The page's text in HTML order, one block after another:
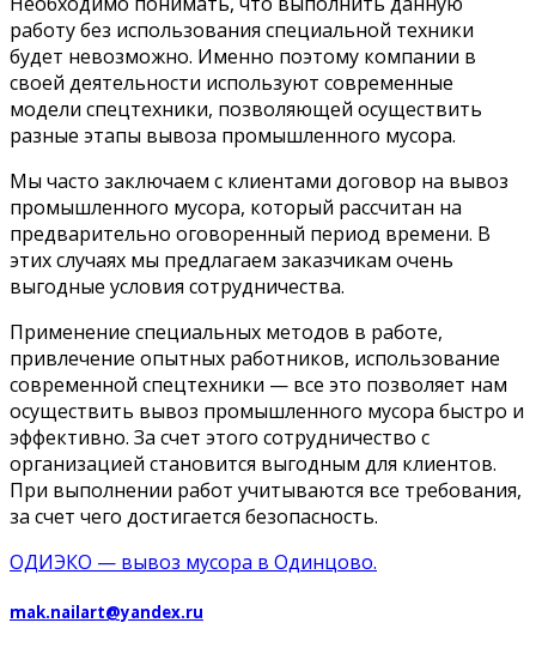
работу без использования специальной техники
будет невозможно. Именно поэтому компании в
своей деятельности используют современные
модели спецтехники, позволяющей осуществить
разные этапы вывоза промышленного мусора.
Мы часто заключаем с клиентами договор на вывоз
промышленного мусора, который рассчитан на
предварительно оговоренный период времени. В
этих случаях мы предлагаем заказчикам очень
выгодные условия сотрудничества.
Применение специальных методов в работе,
привлечение опытных работников, использование
современной спецтехники — все это позволяет нам
осуществить вывоз промышленного мусора быстро и
эффективно. За счет этого сотрудничество с
организацией становится выгодным для клиентов.
При выполнении работ учитываются все требования,
за счет чего достигается безопасность.
ОДИЭКО — вывоз мусора в Одинцово.
mak.nailart@yandex.ru